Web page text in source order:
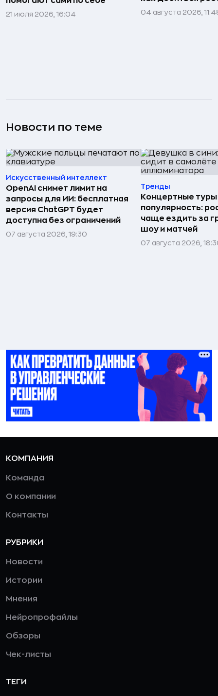
21 июля 2026, 16:04 04 августа 2026,
Новости по теме
Искусственный интеллект
OpenAI снимет лимит на
запросы для ИИ: бесплатная
версия ChatGPT будет
доступна без ограничений
07 августа 2026, 19:30
Тренды
Концертные
популярность:
чаще ездить за
шоу и матчей
07 августа 2026,
КОМПАНИЯ
Команда
О компании
Контакты
РУБРИКИ
Новости
Истории
Мнения
Нейропрофайлы
Обзоры
Чек-листы
ТЕГИ